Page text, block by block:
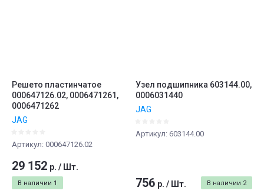
Решето пластинчатое
000647126.02, 0006471261,
0006471262
JAG
Артикул: 000647126.02
В наличии 1
29 152 р. / Шт.
Узел подшипника 603144.00,
0006031440
JAG
Артикул: 603144.00
В наличии 2
756 р. / Шт.